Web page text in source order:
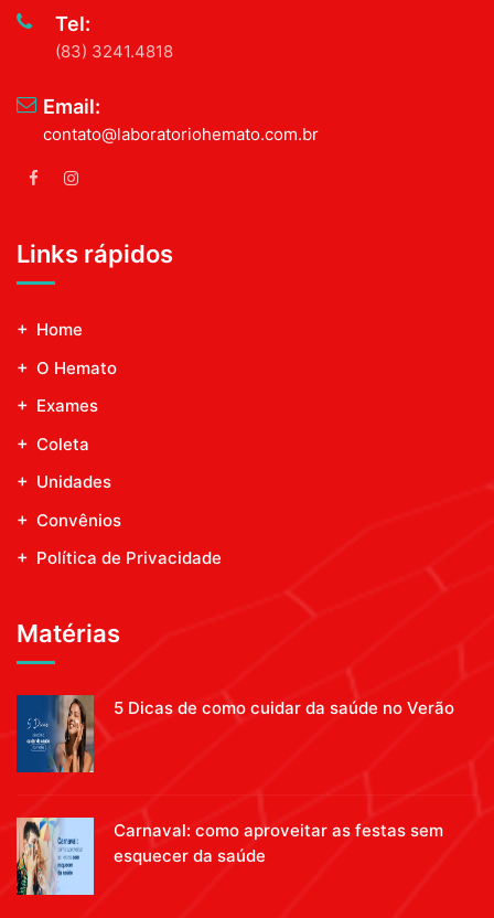
Tel:
(83) 3241.4818
Email:
contato@laboratoriohemato.com.br
Links rápidos
Home
O Hemato
Exames
Coleta
Unidades
Convênios
Política de Privacidade
Matérias
5 Dicas de como cuidar da saúde no Verão
Carnaval: como aproveitar as festas sem
esquecer da saúde